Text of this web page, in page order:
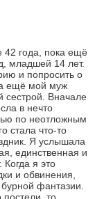
42 года, пока ещё
младшей 14 лет.
и попросить о
ещё мой муж
сестрой. Вначале
в нечто
по неотложным
стала что-то
Я услышала
единственная и
Когда я это
и обвинения,
фантазии.
постели, то